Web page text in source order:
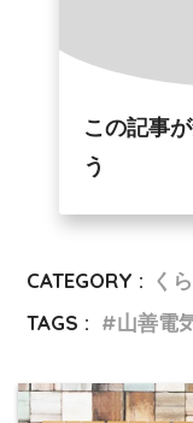
この記事
う
CATEGORY : く
TAGS :
山善電